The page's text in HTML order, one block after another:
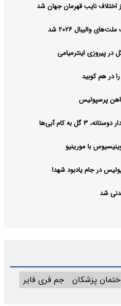
اختلاف نایب قهرمان جهان شد
والیبال ۲۰۲۶ شد
پیروزی اینترمیامی
پرسپولیس
به کام آبی‌ها
با مورینیو
در جام یادبود شهدا
شد
پزشکان جم فری فایر